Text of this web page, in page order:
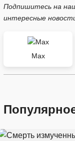
Подпишитесь на
интересные
Max